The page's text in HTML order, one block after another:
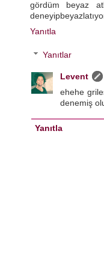
gördüm beyaz
Yanıtla
Yanıtlar
Levent
ehehe
denemiş
Yanıtla